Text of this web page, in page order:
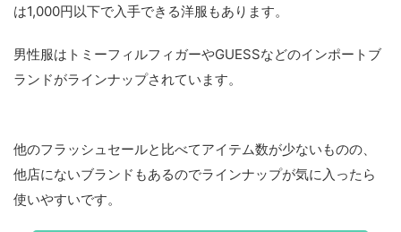
は1,000円以下で入手できる洋服もあります。
男性服はトミーフィルフィガーやGUESSなどのインポートブ
ランドがラインナップされています。
他のフラッシュセールと比べてアイテム数が少ないものの、
他店にないブランドもあるのでラインナップが気に入ったら
使いやすいです。